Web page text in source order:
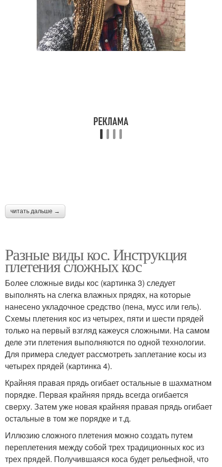
читать дальше →
Разные виды кос. Инструкция
плетения сложных кос
Более сложные виды кос (картинка 3) следует
выполнять на слегка влажных прядях, на которые
нанесено укладочное средство (пена, мусс или гель).
Схемы плетения кос из четырех, пяти и шести прядей
только на первый взгляд кажеуся сложными. На самом
деле эти плетения выпол­няются по одной технологии.
Для примера следует рассмотреть заплетание косы из
четырех прядей (картинка 4).
Крайняя правая прядь огибает остальные в шахматном
порядке. Первая край­няя прядь всегда огибается
сверху. Затем уже новая крайняя правая прядь огиба­ет
остальные в том же порядке и т.д.
Иллюзию сложного плетения можно создать путем
переплетения между собой трех традиционных кос из
трех прядей. Получившаяся коса будет рельефной, что